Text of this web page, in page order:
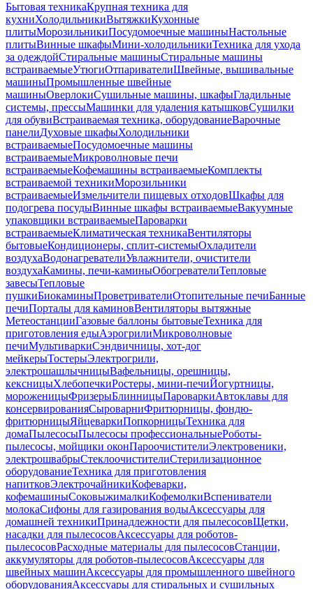
Бытовая техникаКрупная техника для
кухниХолодильникиВытяжкиКухонные
плитыМорозильникиПосудомоечные машиныНастольные
плитыВинные шкафыМини-холодильникиТехника для ухода
за одеждойСтиральные машиныСтиральные машины
встраиваемыеУтюгиОтпаривателиШвейные, вышивальные
машиныПромышленные швейные
машиныОверлокиСушильные машины, шкафыГладильные
системы, прессыМашинки для удаления катышковСушилки
для обувиВстраиваемая техника, оборудованиеВарочные
панелиДуховые шкафыХолодильники
встраиваемыеПосудомоечные машины
встраиваемыеМикроволновые печи
встраиваемыеКофемашины встраиваемыеКомплекты
встраиваемой техникиМорозильники
встраиваемыеИзмельчители пищевых отходовШкафы для
подогрева посудыВинные шкафы встраиваемыеВакуумные
упаковщики встраиваемыеПароварки
встраиваемыеКлиматическая техникаВентиляторы
бытовыеКондиционеры, сплит-системыОхладители
воздухаВодонагревателиУвлажнители, очистители
воздухаКамины, печи-каминыОбогревателиТепловые
завесыТепловые
пушкиБиокаминыПроветривателиОтопительные печиБанные
печиПорталы для каминовВентиляторы вытяжные
МетеостанцииГазовые баллоны бытовыеТехника для
приготовления едыАэрогрилиМикроволновые
печиМультиваркиСэндвичницы, хот-дог
мейкерыТостерыЭлектрогрили,
электрошашлычницыВафельницы, орешницы,
кексницыХлебопечкиРостеры, мини-печиЙогуртницы,
мороженицыФризерыБлинницыПароваркиАвтоклавы для
консервированияСыроварниФритюрницы, фондю-
фритюрницыЯйцеваркиПопкорницыТехника для
домаПылесосыПылесосы профессиональныеРоботы-
пылесосы, мойщики оконПароочистителиЭлектровеники,
электрошвабрыСтеклоочистителиСтерилизационное
оборудованиеТехника для приготовления
напитковЭлектрочайникиКофеварки,
кофемашиныСоковыжималкиКофемолкиВспениватели
молокаСифоны для газирования водыАксессуары для
домашней техникиПринадлежности для пылесосовЩетки,
насадки для пылесосовАксессуары для роботов-
пылесосовРасходные материалы для пылесосовСтанции,
аккумуляторы для роботов-пылесосовАксессуары для
швейных машинАксессуары для промышленного швейного
оборудованияАксессуары для стиральных и сушильных